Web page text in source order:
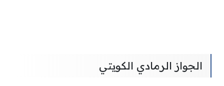
الجواز الرمادي الكويتي